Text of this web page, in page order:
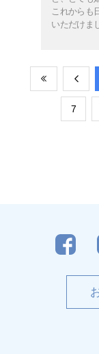
これからも
いただけま
​7